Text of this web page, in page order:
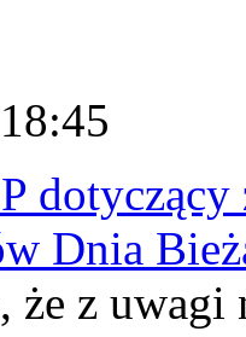
dotyczący
Dnia
że z uwagi